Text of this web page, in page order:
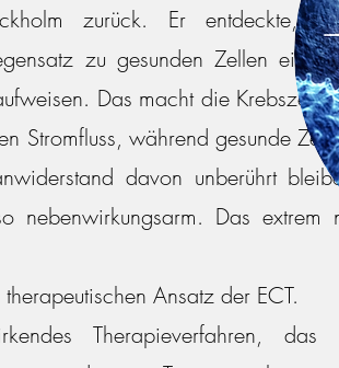
zurück. Er entdeckte,
zu gesunden Zellen einen
Das macht die
Stromfluss, während gesunde
davon unberührt
nebenwirkungsarm. Das extrem
Ansatz der ECT.
Therapieverfahren,